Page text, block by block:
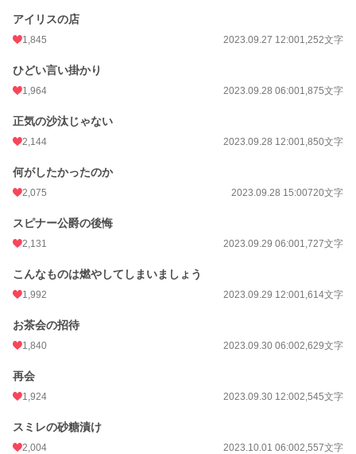
アイリスの店
1,845 2023.09.27 12:001,252文字
ひどい言い掛かり
1,964 2023.09.28 06:001,875文字
正気の沙汰じゃない
2,144 2023.09.28 12:001,850文字
何がしたかったのか
2,075 2023.09.28 15:00720文字
スピナー公爵の後悔
2,131 2023.09.29 06:001,727文字
こんなものは燃やしてしまいましょう
1,992 2023.09.29 12:001,614文字
お茶会の招待
1,840 2023.09.30 06:002,629文字
再会
1,924 2023.09.30 12:002,545文字
スミレの砂糖漬け
2,004 2023.10.01 06:002,557文字